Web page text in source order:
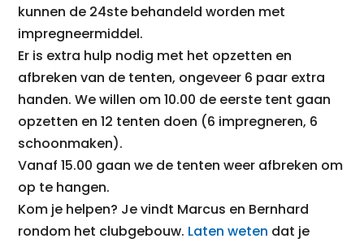
kunnen de 24ste behandeld worden met
impregneermiddel.
Er is extra hulp nodig met het opzetten en
afbreken van de tenten, ongeveer 6 paar extra
handen. We willen om 10.00 de eerste tent gaan
opzetten en 12 tenten doen (6 impregneren, 6
schoonmaken).
Vanaf 15.00 gaan we de tenten weer afbreken om
op te hangen.
Kom je helpen? Je vindt Marcus en Bernhard
rondom het clubgebouw. Laten weten dat je